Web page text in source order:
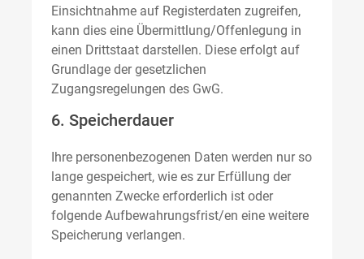
Einsichtnahme auf Registerdaten zugreifen,
kann dies eine Übermittlung/Offenlegung in
einen Drittstaat darstellen. Diese erfolgt auf
Grundlage der gesetzlichen
Zugangsregelungen des GwG.
6. Speicherdauer
Ihre personenbezogenen Daten werden nur so
lange gespeichert, wie es zur Erfüllung der
genannten Zwecke erforderlich ist oder
folgende Aufbewahrungsfrist/en eine weitere
Speicherung verlangen.